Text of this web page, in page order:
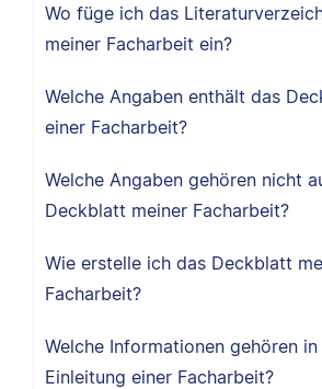
Wo füge ich das
meiner Facharbeit ein?
Welche Angaben enthält das
einer Facharbeit?
Welche Angaben gehören nicht
Deckblatt meiner Facharbeit?
Wie erstelle ich das Deckblatt
Facharbeit?
Welche Informationen gehören
Einleitung einer Facharbeit?